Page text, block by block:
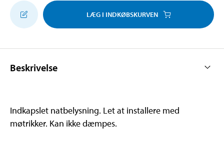
LÆG I INDKØBSKURVEN
Beskrivelse
Indkapslet natbelysning. Let at installere med
møtrikker. Kan ikke dæmpes.